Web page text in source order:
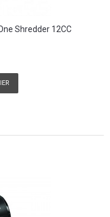
Shredder 12CC